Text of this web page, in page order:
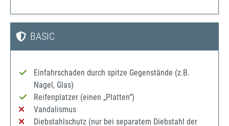
BASIC
Einfahrschaden durch spitze Gegenstände (z.B.
Nagel, Glas)
Reifenplatzer (einen „Platten“)
Vandalismus
Diebstahlschutz (nur bei separatem Diebstahl der